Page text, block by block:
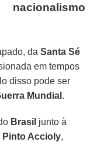
daSanta Sé
em tempos
disso pode ser
Mundial .
Brasil junto à
Pinto Accioly,